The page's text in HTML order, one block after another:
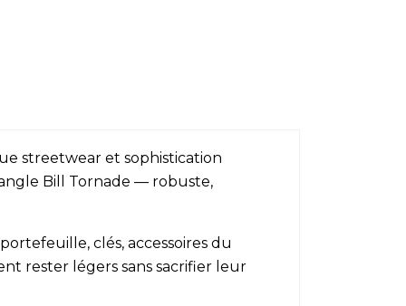
streetwear et sophistication
Bill Tornade — robuste,
clés, accessoires du
rester légers sans sacrifier leur